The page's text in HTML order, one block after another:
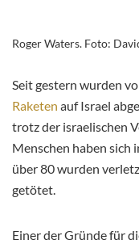
Roger Waters. Foto:
Seit gestern wurden
Raketen auf Israel
trotz der israelischen
Menschen haben sich
über 80 wurden
getötet.
Einer der Gründe für